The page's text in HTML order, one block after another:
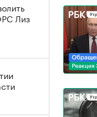
Лиз